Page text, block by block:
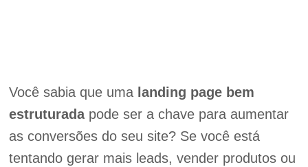
Você sabia que uma landing page bem
estruturadapode ser a chave para aumentar
as conversões do seu site? Se você está
tentando gerar mais leads, vender produtos ou